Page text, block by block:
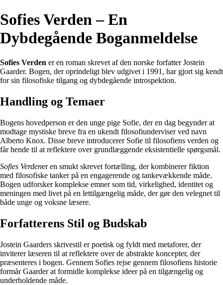
Sofies Verden – En
Dybdegående Boganmeldelse
Sofies Verden er en roman skrevet af den norske forfatter Jostein
Gaarder. Bogen, der oprindeligt blev udgivet i 1991, har gjort sig kendt
for sin filosofiske tilgang og dybdegående introspektion.
Handling og Temaer
Bogens hovedperson er den unge pige Sofie, der en dag begynder at
modtage mystiske breve fra en ukendt filosofiunderviser ved navn
Alberto Knox. Disse breve introducerer Sofie til filosofiens verden og
får hende til at reflektere over grundlæggende eksistentielle spørgsmål.
Sofies Verdener en smukt skrevet fortælling, der kombinerer fiktion
med filosofiske tanker på en engagerende og tankevækkende måde.
Bogen udforsker komplekse emner som tid, virkelighed, identitet og
meningen med livet på en lettilgængelig måde, der gør den velegnet til
både unge og voksne læsere.
Forfatterens Stil og Budskab
Jostein Gaarders skrivestil er poetisk og fyldt med metaforer, der
inviterer læseren til at reflektere over de abstrakte koncepter, der
præsenteres i bogen. Gennem Sofies rejse gennem filosofiens historie
formår Gaarder at formidle komplekse ideer på en tilgængelig og
underholdende måde.